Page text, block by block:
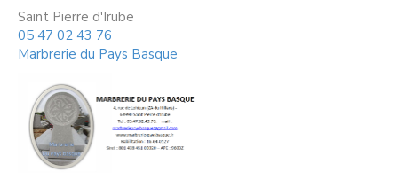
Saint Pierre d'Irube
05 47 02 43 76
Marbrerie du Pays Basque